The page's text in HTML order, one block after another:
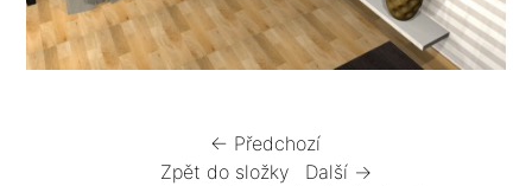
← Předchozí
Zpět do složky
Další →